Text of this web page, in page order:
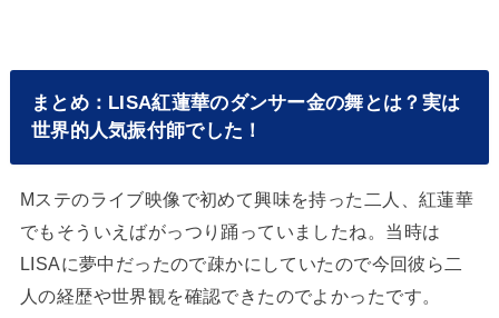
まとめ：LISA紅蓮華のダンサー金の舞とは？実は
世界的人気振付師でした！
Mステのライブ映像で初めて興味を持った二人、紅蓮華
でもそういえばがっつり踊っていましたね。当時は
LISAに夢中だったので疎かにしていたので今回彼ら二
人の経歴や世界観を確認できたのでよかったです。